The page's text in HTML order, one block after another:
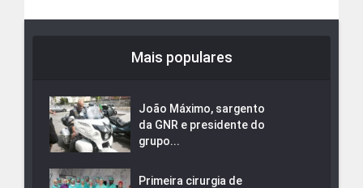
Mais populares
João Máximo, sargento
da GNR e presidente do
grupo...
Primeira cirurgia de